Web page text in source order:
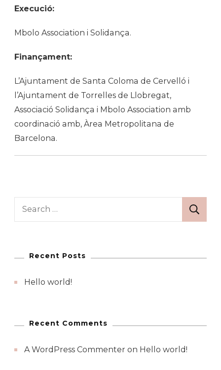
Execució:
Mbolo Association i Solidança.
Finançament:
L’Ajuntament de Santa Coloma de Cervelló i
l’Ajuntament de Torrelles de Llobregat,
Associació Solidança i Mbolo Association amb
coordinació amb, Àrea Metropolitana de
Barcelona.
Search
Recent Posts
Hello world!
Recent Comments
A WordPress Commenter on Hello world!